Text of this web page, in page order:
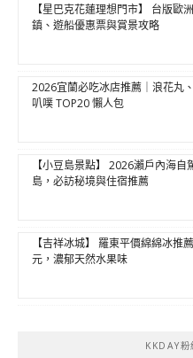
【星巴克花蓮理想門市】 台版歐
鎮、遊船優惠票與賞景攻略
2026宜蘭必吃冰店推薦｜浪花丸
叭噗 TOP20 懶人包
【小豆島景點】 2026瀨戶內海
島，必訪秘境與住宿推薦
【吉祥冰城】 羅東平價綿綿冰推
元，濃郁天然水果味
KKDAY粉